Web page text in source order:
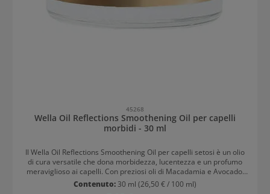
45268
Wella Oil Reflections Smoothening Oil per capelli
morbidi - 30 ml
Il Wella Oil Reflections Smoothening Oil per capelli setosi è un olio
di cura versatile che dona morbidezza, lucentezza e un profumo
meraviglioso ai capelli. Con preziosi oli di Macadamia e Avocado,
nutre i capelli e rafforza i riflessi naturali del colore dei capelli.
L'olio leggero penetra immediatamente nei capelli e non
Contenuto: 30 ml (26,50 € / 100 ml)